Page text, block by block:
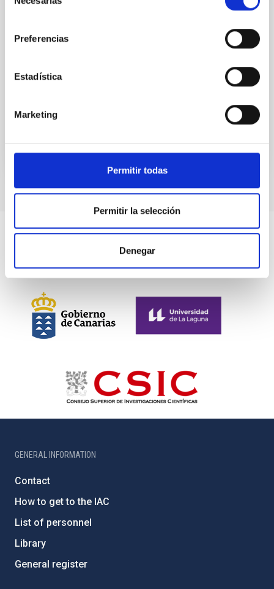
Preferencias
Estadística
Marketing
Permitir todas
Permitir la selección
Denegar
Ciencia GTC 2009-2014: gran ciencia para
El Gran Telescopio CANARIAS (GTC), con sus 10,4 m
telescopios ópticos-infrarrojos más grandes y
avanzados del mundo. Inició su fase de producción
Date
GENERAL INFORMATION
Contact
How to get to the IAC
List of personnel
Library
General register